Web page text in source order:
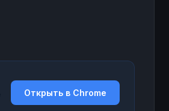
Открыть в Chrome